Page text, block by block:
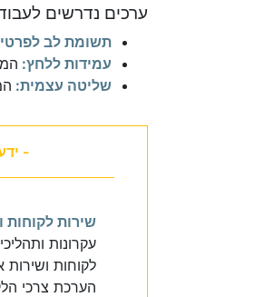
ערכים נדרשים
תשומת לב
עמידות ללחץ:
שליטה עצמית:
-
שירות לקוחות
עקרונות
לקוחות ושירות
הערכת צרכי